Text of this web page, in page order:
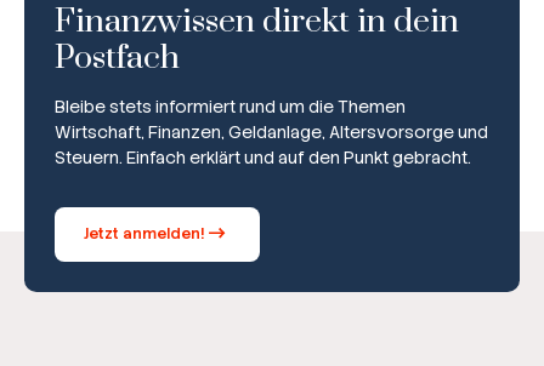
Finanzwissen direkt in dein
Postfach
Bleibe stets informiert rund um die Themen
Wirtschaft, Finanzen, Geldanlage, Altersvorsorge und
Steuern. Einfach erklärt und auf den Punkt gebracht.
Jetzt anmelden!